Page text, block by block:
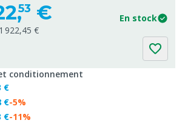
53 €
En stock
922,45 €
conditionnement
€
€
€
-5%
-11%